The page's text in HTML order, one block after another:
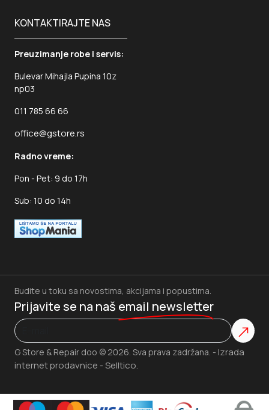
KONTAKTIRAJTE NAS
Preuzimanje robe i servis:
Bulevar Mihajla Pupina 10z
np03
011 785 66 66
office@gstore.rs
Radno vreme:
Pon - Pet: 9 do 17h
Sub: 10 do 14h
G Store & Repair doo © 2026. Sva prava zadržana. - Izrada
internet prodavnice - Selltico.
Budite u toku sa novostima, akcijama i popustima.
Prijavite se na naš email newsletter